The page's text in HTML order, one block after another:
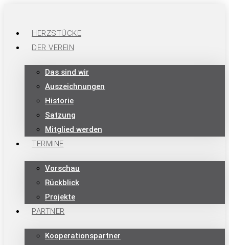
HERZSTÜCKE
DER VEREIN
Das sind wir
Auszeichnungen
Historie
Satzung
Mitglied werden
TERMINE
Vorschau
Rückblick
Projekte
PARTNER
Kooperationspartner